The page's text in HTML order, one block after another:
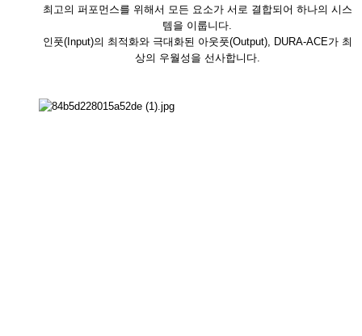
최고의 퍼포먼스를 위해서 모든 요소가 서로 결합되어 하나의 시스
템을 이룹니다.
인풋(Input)의 최적화와 극대화된 아웃풋(Output), DURA-ACE가 최
상의 우월성을 선사합니다.